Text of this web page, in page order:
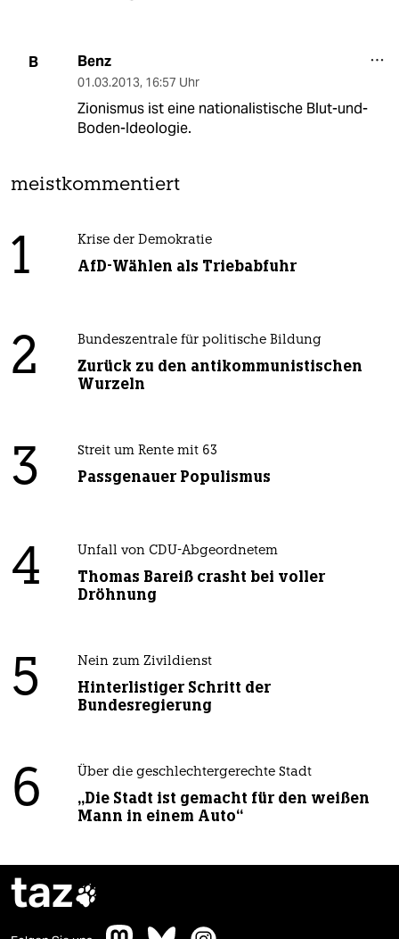
B Benz
01.03.2013, 16:57 Uhr
Zionismus ist eine nationalistische Blut-und-
Boden-Ideologie.
meistkommentiert
1 Krise der Demokratie
AfD-Wählen als Triebabfuhr
2 Bundeszentrale für politische Bildung
Zurück zu den antikommunistischen
Wurzeln
3 Streit um Rente mit 63
Passgenauer Populismus
4 Unfall von CDU-Abgeordnetem
Thomas Bareiß crasht bei voller
Dröhnung
5 Nein zum Zivildienst
Hinterlistiger Schritt der
Bundesregierung
6 Über die geschlechtergerechte Stadt
„Die Stadt ist gemacht für den weißen
Mann in einem Auto“
taz